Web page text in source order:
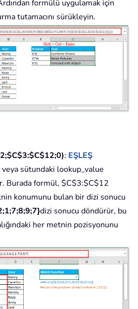
formülü uygulamak için
tutamacını sürükleyin.
: EŞLEŞ
sütundaki lookup_value
Burada formül, $C$3:$C$12
konumunu bulan bir dizi sonucu
dizi sonucu döndürür, bu
her metnin pozisyonunu